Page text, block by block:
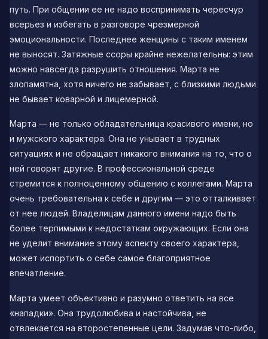
путь. При общении ее не надо воспринимать чересчур
всерьез и избегать в разговоре чрезмерной
эмоциональности. Последнее женщины с таким именем
не выносят. Затяжные ссоры крайне нежелательны: этим
можно навсегда разрушить отношения. Марта не
злопамятна, хотя ничего не забывает, с близкими людьми
не бывает коварной и лицемерной.
Марта — не только обладательница красивого имени, но
и мужского характера. Она не унывает в трудных
ситуациях и не обращает никакого внимания на то, что о
ней говорят другие. В профессиональной среде
стремится к полноценному общению с коллегами. Марта
очень требовательна к себе и другим — это отталкивает
от нее людей. Владелицам данного имени надо быть
более терпимыми к недостаткам окружающих. Если она
не уделит внимание этому аспекту своего характера,
может испортить о себе самое благоприятное
впечатление.
Марта умеет объективно и разумно ответить на все
«нападки». Она трудолюбива и настойчива, не
отвлекается на второстепенные цели. Задумав что-либо,